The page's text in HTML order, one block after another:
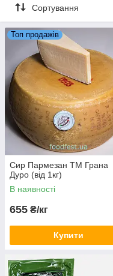
Сортування
Топ продажів
Сир Пармезан ТМ Грана
Дуро (від 1кг)
В наявності
655 ₴/кг
Купити